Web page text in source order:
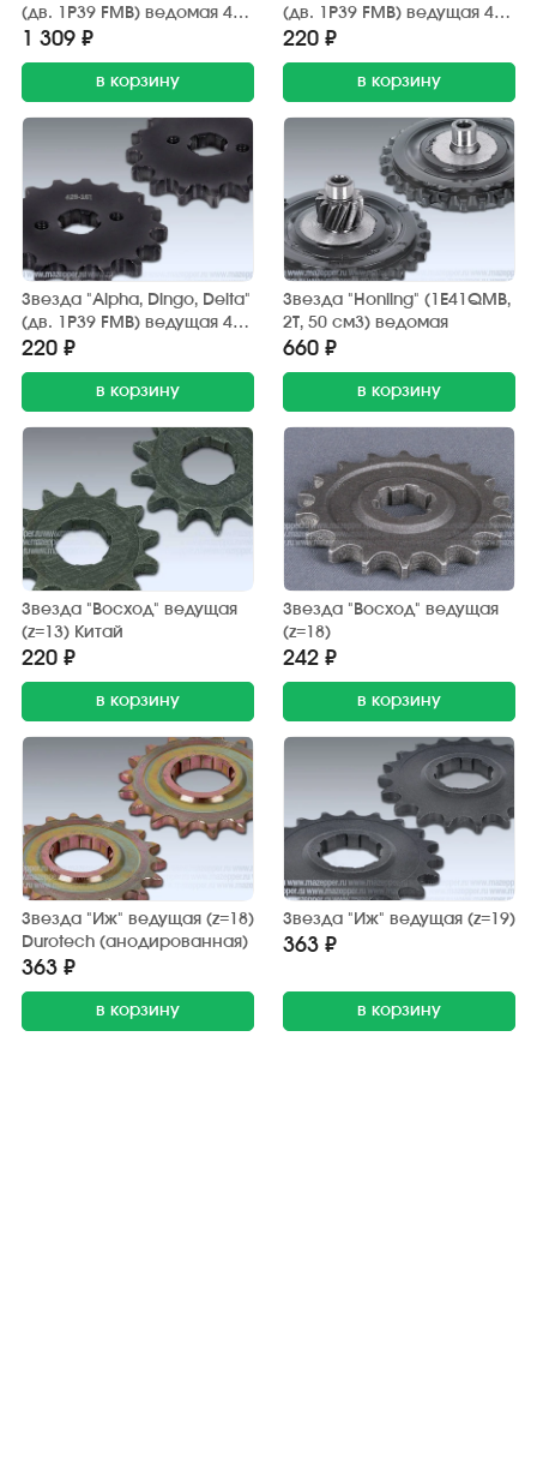
(дв. 1P39 FMB) ведомая 428
(z=46) Китай (со ступицей)
1 309 ₽
в корзину
(дв. 1P39 FMB) ведущая 428
(z=14) AFH
220 ₽
в корзину
Звезда "Alpha, Dingo, Delta"
(дв. 1P39 FMB) ведущая 428
(z=16) AFH
220 ₽
в корзину
Звезда "Honling" (1E41QMB,
2T, 50 см3) ведомая
660 ₽
в корзину
Звезда "Восход" ведущая
(z=13) Китай
220 ₽
в корзину
Звезда "Восход" ведущая
(z=18)
242 ₽
в корзину
Звезда "Иж" ведущая (z=18)
Durotech (анодированная)
363 ₽
в корзину
Звезда "Иж" ведущая (z=19)
363 ₽
в корзину